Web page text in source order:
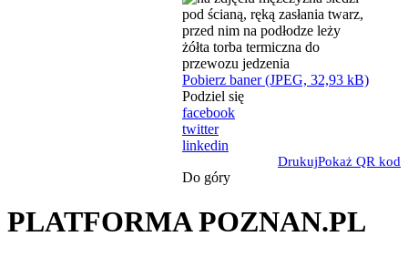
Pobierz baner (JPEG, 32,93 kB)
Podziel się
facebook
twitter
linkedin
DrukujPokaż QR kod
Do góry
PLATFORMA POZNAN.PL